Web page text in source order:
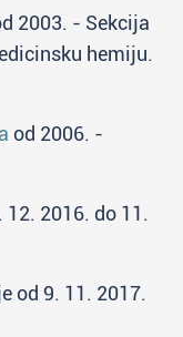
2003. - Sekcija
hemiju.
od 2006. -
12. 2016. do 11.
od 9. 11. 2017.